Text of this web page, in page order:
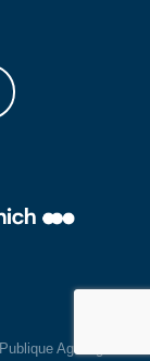
Publique AgroAgência